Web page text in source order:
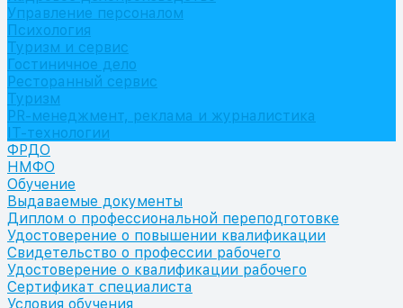
Управление персоналом
Психология
Туризм и сервис
Гостиничное дело
Ресторанный сервис
Туризм
PR-менеджмент, реклама и журналистика
IT-технологии
ФРДО
НМФО
Обучение
Выдаваемые документы
Диплом о профессиональной переподготовке
Удостоверение о повышении квалификации
Свидетельство о профессии рабочего
Удостоверение о квалификации рабочего
Сертификат специалиста
Условия обучения